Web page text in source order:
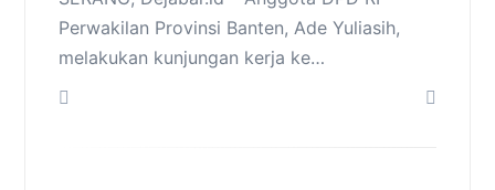
Perwakilan Provinsi Banten, Ade Yuliasih,
melakukan kunjungan kerja ke…